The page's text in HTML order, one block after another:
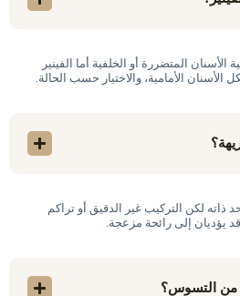
المتضررة أو الخلفية أما الفينير
الأمامية، والاختيار حسب الحالة.
ذاته لكن التركيب غير الدقيق أو تراكم
يؤديان إلى رائحة مزعجة.
من التسوس؟